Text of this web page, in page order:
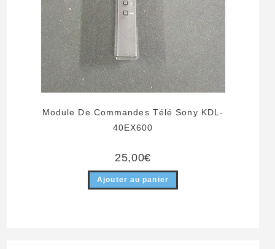
Module De Commandes Télé Sony KDL-
40EX600
25,00€
Ajouter au panier